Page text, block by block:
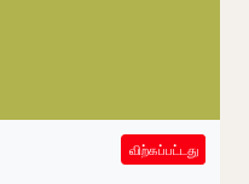
SOLD OUT
விற்கப்பட்டது